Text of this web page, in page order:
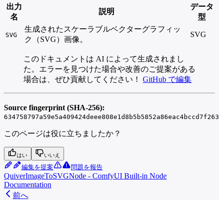
出力
名
説明
データ
型
SVG
生成されたスケーラブルベクターグラフィッ
ク（SVG）画像。
SVG
このドキュメントは AI によって生成されまし
た。エラーを見つけた場合や改善のご提案がある
場合は、ぜひ貢献してください！ GitHub で編集
Source fingerprint (SHA-256):
このページは役に立ちましたか？
はい いいえ
編集を提案 問題を報告
QuiverImageToSVGNode - ComfyUI Built-in Node
Documentation
前へ